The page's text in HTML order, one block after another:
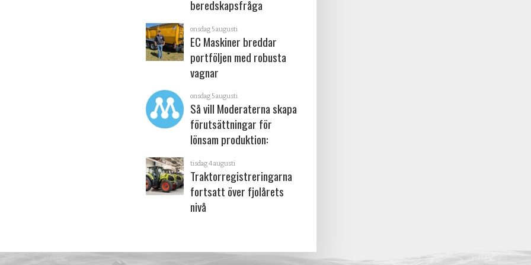
beredskapsfråga
onsdag 5 augusti
EC Maskiner breddar
portföljen med robusta
vagnar
onsdag 5 augusti
Så vill Moderaterna skapa
förutsättningar för
lönsam produktion:
tisdag 4 augusti
Traktorregistreringarna
fortsatt över fjolårets
nivå